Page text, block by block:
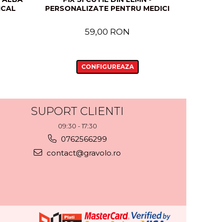
PERSONALIZATE PENTRU MEDICI
59,00 RON
CONFIGUREAZA
SUPORT CLIENTI
09:30 - 17:30
0762566299
contact@gravolo.ro